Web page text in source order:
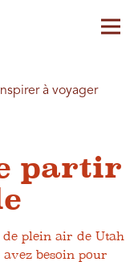
à voyager
partir
plein air de Utah
avez besoin pour